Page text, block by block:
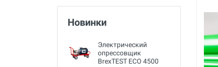
Новинки
Электрический
опрессовщик
BrexTEST ECO 4500